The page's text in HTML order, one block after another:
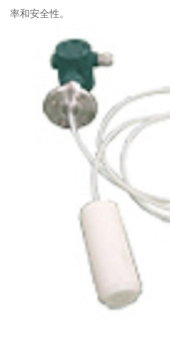
率和安全性。